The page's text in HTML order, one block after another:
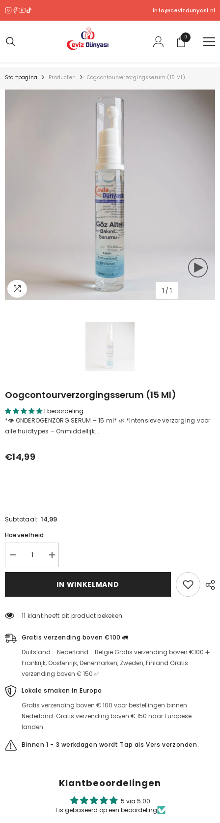
info@cevizdunyasi.nl
00
product
Startpagina Producten Oogcontourverzorgingsserum (15 Ml)
1 / 1
Oogcontourverzorgingsserum (15 Ml)
1 beoordeling
*👁 ONDEROGENZORG SERUM – 15 ml* 🌿 *Intensieve verzorging voor
alle huidtypes – Onmiddellijk...
€14,99
Subtotaal:: 14,99
Hoeveelheid
Verminder
de
hoeveelheid
serum
verzorging
de
oogcontouren
ml).
Verhoog
de
hoeveelheid
voor
het
serum
verzorging
oogcontouren
ml)
IN WINKELMAND
11 klant heeft dit product bekeken.
Gratis verzending boven €100 🚛
Duitsland - Nederland - België Gratis verzending boven €100 ➕
Frankrijk, Oostenrijk, Denemarken, Zweden, Finland Gratis
verzending boven € 150 ✅
Lokale smaken in Europa
Gratis verzending boven € 100 voor bestellingen binnen
Nederland. Gratis verzending boven € 150 naar Europese
landen.
Binnen 1 - 3 werkdagen wordt Tap als Vers verzonden.
Klantbeoordelingen
5 via 5.00
1 is gebaseerd op een beoordeling